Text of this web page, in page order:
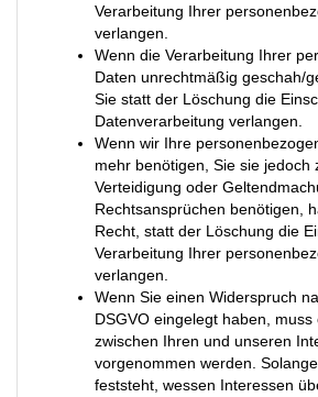
Verarbeitung Ihrer
verlangen.
Wenn die Verarbeitung Ihrer
Daten unrechtmäßig geschah/
Sie statt der Löschung die
Datenverarbeitung verlangen.
Wenn wir Ihre
mehr benötigen, Sie sie jedoch
Verteidigung oder
Rechtsansprüchen benötigen,
Recht, statt der Löschung die
Verarbeitung Ihrer
verlangen.
Wenn Sie einen Widerspruch
DSGVO eingelegt haben, muss
zwischen Ihren und unseren
vorgenommen werden.
feststeht, wessen Interessen